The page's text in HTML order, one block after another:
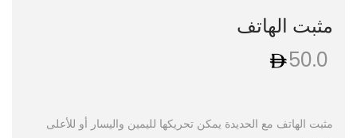
مثبت الهاتف
50.0
مثبت الهاتف مع الحديدة يمكن تحريكها لليمين واليسار أو للأعلى